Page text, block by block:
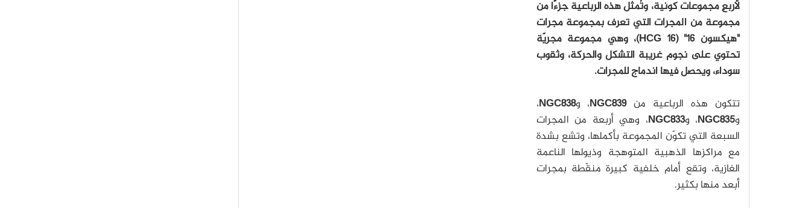
لأربعِ مجموعات كونية، وتُمثل هذه الرباعية جزءًا من
مجموعة من المجرات التي تعرف بمجموعة مجرات
"هيكسون 16" (HCG 16)، وهي مجموعة مجريّة
تحتوي على نجوم غريبة التشكل والحركة، وثقوب
سوداء، ويحصل فيها اندماج للمجرات.
تتكون هذه الرباعية منNGC839 ، وNGC838،
وNGC835، وNGC833، وهي أربعة من المجرات
السبعة التي تكوّن المجموعة بأكملها، وتشع بشدة
مع مراكزها الذهبية المتوهجة وذيولها الناعمة
الغازية، وتقع أمام خلفية كبيرة منقّطة بمجرات
أبعد منها بكثير.